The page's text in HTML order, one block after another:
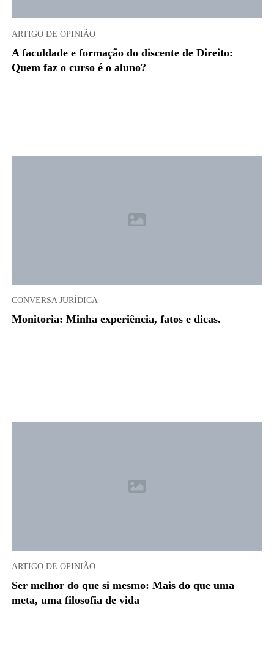
ARTIGO DE OPINIÃO
A faculdade e formação do discente de Direito:
Quem faz o curso é o aluno?
CONVERSA JURÍDICA
Monitoria: Minha experiência, fatos e dicas.
ARTIGO DE OPINIÃO
Ser melhor do que si mesmo: Mais do que uma
meta, uma filosofia de vida